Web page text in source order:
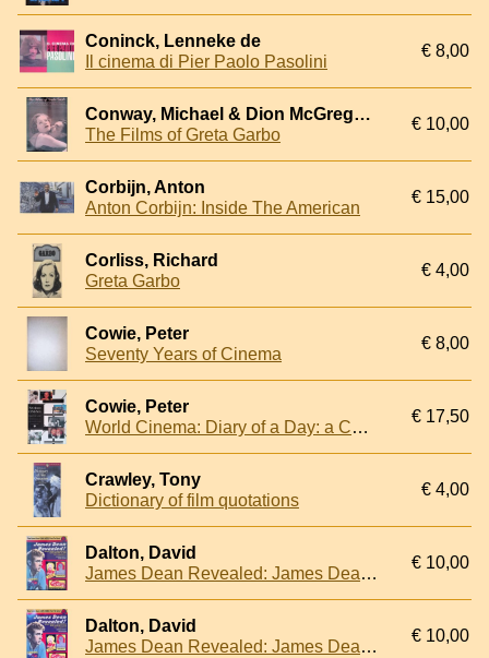
Coninck, Lenneke de
Il cinema di Pier Paolo Pasolini
€ 8,00
Conway, Michael & Dion McGregor & Mark Ricci
The Films of Greta Garbo
€ 10,00
Corbijn, Anton
Anton Corbijn: Inside The American
€ 15,00
Corliss, Richard
Greta Garbo
€ 4,00
Cowie, Peter
Seventy Years of Cinema
€ 8,00
Cowie, Peter
World Cinema: Diary of a Day: a Celebration of the Centenary of Cinema
€ 17,50
Crawley, Tony
Dictionary of film quotations
€ 4,00
Dalton, David
James Dean Revealed: James Dean's Sexsational Lurid Afterlife from the Scandal and Movie Magazines of the Fifties
€ 10,00
Dalton, David
James Dean Revealed: James Dean's Sexsational Lurid Afterlife from the Scandal and Movie Magazines of the Fifties
€ 10,00